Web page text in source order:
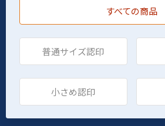
すべての商品
普通サイズ認印
小さめ認印